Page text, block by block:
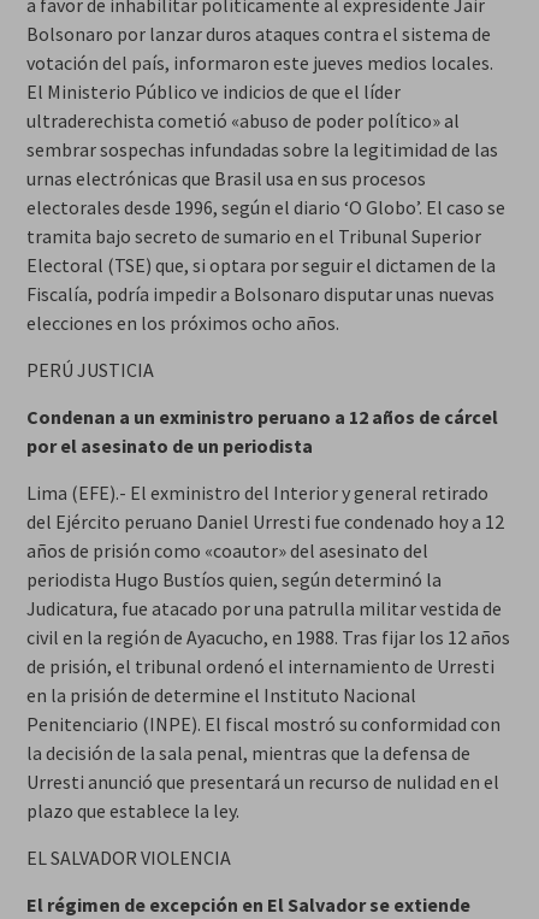
a favor de inhabilitar políticamente al expresidente Jair
Bolsonaro por lanzar duros ataques contra el sistema de
votación del país, informaron este jueves medios locales.
El Ministerio Público ve indicios de que el líder
ultraderechista cometió «abuso de poder político» al
sembrar sospechas infundadas sobre la legitimidad de las
urnas electrónicas que Brasil usa en sus procesos
electorales desde 1996, según el diario ‘O Globo’. El caso se
tramita bajo secreto de sumario en el Tribunal Superior
Electoral (TSE) que, si optara por seguir el dictamen de la
Fiscalía, podría impedir a Bolsonaro disputar unas nuevas
elecciones en los próximos ocho años.
PERÚ JUSTICIA
Condenan a un exministro peruano a 12 años de cárcel
por el asesinato de un periodista
Lima (EFE).- El exministro del Interior y general retirado
del Ejército peruano Daniel Urresti fue condenado hoy a 12
años de prisión como «coautor» del asesinato del
periodista Hugo Bustíos quien, según determinó la
Judicatura, fue atacado por una patrulla militar vestida de
civil en la región de Ayacucho, en 1988. Tras fijar los 12 años
de prisión, el tribunal ordenó el internamiento de Urresti
en la prisión de determine el Instituto Nacional
Penitenciario (INPE). El fiscal mostró su conformidad con
la decisión de la sala penal, mientras que la defensa de
Urresti anunció que presentará un recurso de nulidad en el
plazo que establece la ley.
EL SALVADOR VIOLENCIA
El régimen de excepción en El Salvador se extiende